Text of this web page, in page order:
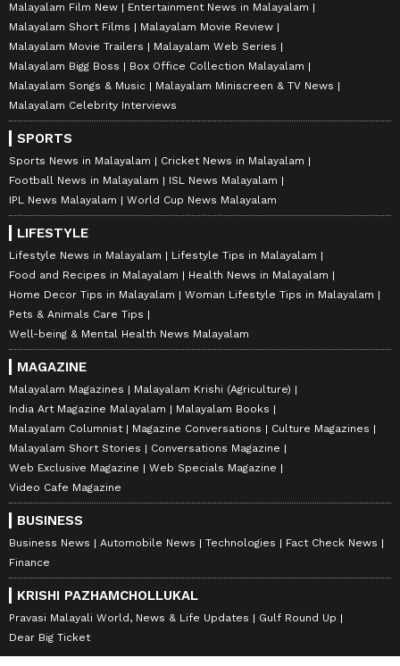
Malayalam Film New
Entertainment News in Malayalam
Malayalam Short Films
Malayalam Movie Review
Malayalam Movie Trailers
Malayalam Web Series
Malayalam Bigg Boss
Box Office Collection Malayalam
Malayalam Songs & Music
Malayalam Miniscreen & TV News
Malayalam Celebrity Interviews
SPORTS
Sports News in Malayalam
Cricket News in Malayalam
Football News in Malayalam
ISL News Malayalam
IPL News Malayalam
World Cup News Malayalam
LIFESTYLE
Lifestyle News in Malayalam
Lifestyle Tips in Malayalam
Food and Recipes in Malayalam
Health News in Malayalam
Home Decor Tips in Malayalam
Woman Lifestyle Tips in Malayalam
Pets & Animals Care Tips
Well-being & Mental Health News Malayalam
MAGAZINE
Malayalam Magazines
Malayalam Krishi (Agriculture)
India Art Magazine Malayalam
Malayalam Books
Malayalam Columnist
Magazine Conversations
Culture Magazines
Malayalam Short Stories
Conversations Magazine
Web Exclusive Magazine
Web Specials Magazine
Video Cafe Magazine
BUSINESS
Business News Automobile News Technologies
Fact Check News
Finance
KRISHI PAZHAMCHOLLUKAL
Pravasi Malayali World, News & Life Updates
Gulf Round Up
Dear Big Ticket